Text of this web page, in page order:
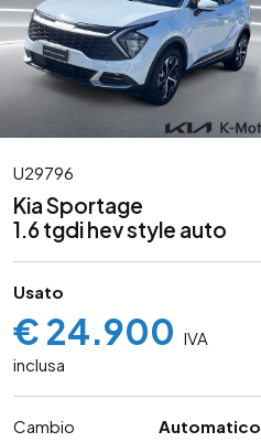
U29796
Kia Sportage
1.6 tgdi hev style auto
Usato
€ 24.900 IVA
inclusa
Cambio
Automatico